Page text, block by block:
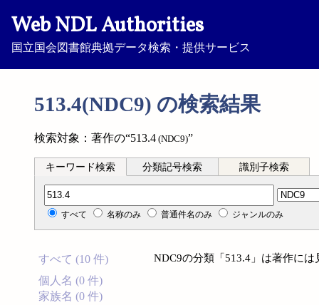
Web NDL Authorities
国立国会図書館典拠データ検索・提供サービス
513.4(NDC9) の検索結果
検索対象：著作の“513.4 (NDC9)”
キーワード検索 分類記号検索 識別子検索
分類記号検索
すべて 名称のみ 普通件名のみ ジャンルのみ
すべて (10 件)
個人名 (0 件)
家族名 (0 件)
NDC9の分類「513.4」は著作に